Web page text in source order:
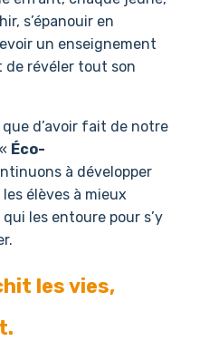
s’épanouir en
un enseignement
révéler tout son
d’avoir fait de notre
Éco-
à développer
élèves à mieux
les entoure pour s’y
les vies,